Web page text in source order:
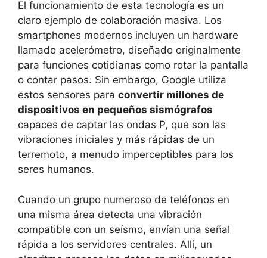
El funcionamiento de esta tecnología es un
claro ejemplo de colaboración masiva. Los
smartphones modernos incluyen un hardware
llamado acelerómetro, diseñado originalmente
para funciones cotidianas como rotar la pantalla
o contar pasos. Sin embargo, Google utiliza
estos sensores para convertir millones de
dispositivos en pequeños sismógrafos
capaces de captar las ondas P, que son las
vibraciones iniciales y más rápidas de un
terremoto, a menudo imperceptibles para los
seres humanos.
Cuando un grupo numeroso de teléfonos en
una misma área detecta una vibración
compatible con un seísmo, envían una señal
rápida a los servidores centrales. Allí, un